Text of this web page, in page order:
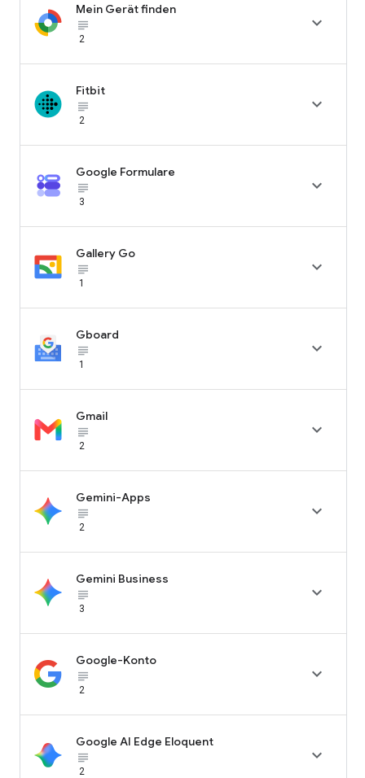
Mein Gerät finden
subject_black
2

Fitbit
subject_black
2

Google Formulare
subject_black
3

Gallery Go
subject_black
1

Gboard
subject_black
1

Gmail
subject_black
2

Gemini-Apps
subject_black
2

Gemini Business
subject_black
3

Google-Konto
subject_black
2

Google AI Edge Eloquent
subject_black
2
